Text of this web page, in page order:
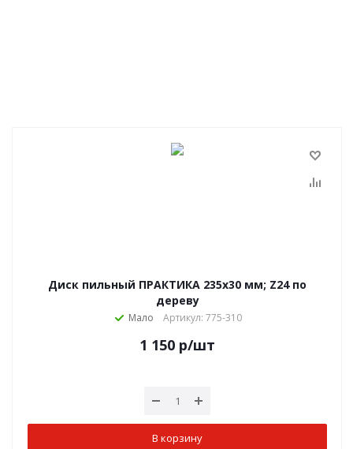
Диск пильный ПРАКТИКА 235х30 мм; Z24 по
дереву
Мало Артикул: 775-310
1 150 р/шт
В корзину